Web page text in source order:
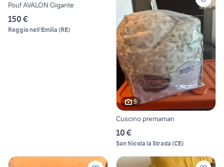
Pouf AVALON Gigante
150 €
Reggio nell'Emilia (RE)
5
Cuscino premaman
10 €
San Nicola la Strada (CE)